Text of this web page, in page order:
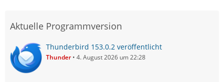
Aktuelle Programmversion
Thunderbird 153.0.2 veröffentlicht
Thunder 4. August 2026 um 22:28